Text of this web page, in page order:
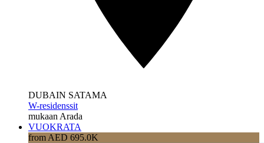
DUBAIN SATAMA
W-residenssit
mukaan Arada
VUOKRATA
from AED 695.0K